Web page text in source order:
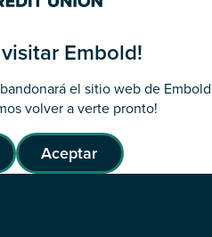
Embold!
el sitio web de Embold
volver a verte pronto!
Aceptar